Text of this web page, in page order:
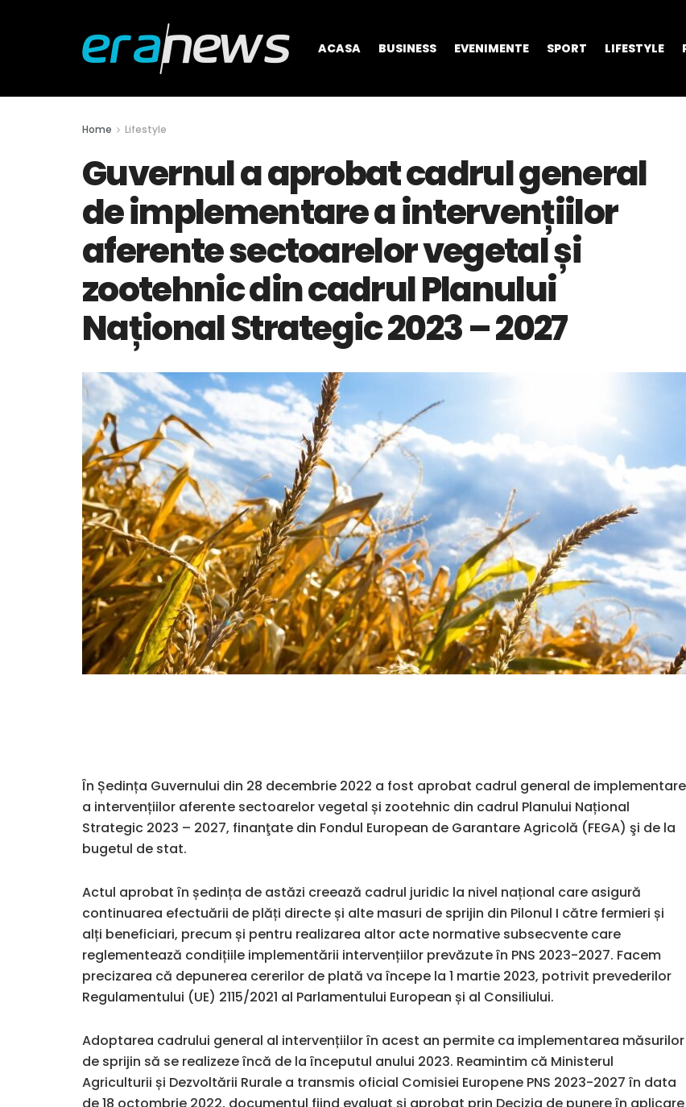
ACASA BUSINESS EVENIMENTE SPORT LIFESTYLE
Home Lifestyle
Guvernul a aprobat cadrul general
de implementare a intervențiilor
aferente sectoarelor vegetal și
zootehnic din cadrul Planului
Național Strategic 2023 – 2027
În Ședința Guvernului din 28 decembrie 2022 a fost aprobat cadrul general de implementare
a intervențiilor aferente sectoarelor vegetal și zootehnic din cadrul Planului Național
Strategic 2023 – 2027, finanţate din Fondul European de Garantare Agricolă (FEGA) şi de la
bugetul de stat.
Actul aprobat în ședința de astăzi creează cadrul juridic la nivel național care asigură
continuarea efectuării de plăți directe și alte masuri de sprijin din Pilonul I către fermieri și
alți beneficiari, precum și pentru realizarea altor acte normative subsecvente care
reglementează condițiile implementării intervențiilor prevăzute în PNS 2023-2027. Facem
precizarea că depunerea cererilor de plată va începe la 1 martie 2023, potrivit prevederilor
Regulamentului (UE) 2115/2021 al Parlamentului European și al Consiliului.
Adoptarea cadrului general al intervențiilor în acest an permite ca implementarea măsurilor
de sprijin să se realizeze încă de la începutul anului 2023. Reamintim că Ministerul
Agriculturii și Dezvoltării Rurale a transmis oficial Comisiei Europene PNS 2023-2027 în data